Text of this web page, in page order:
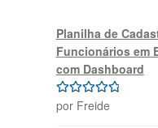
Planilha de
Funcionários em
com Dashboard
Avaliação5
por Freide